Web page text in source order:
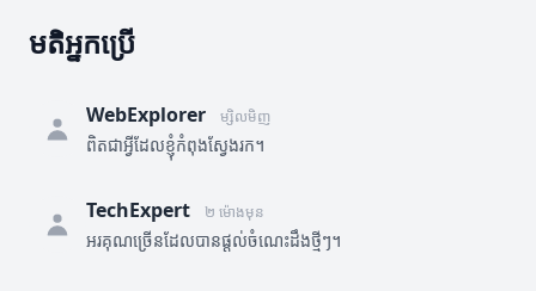
មតិអ្នកប្រើ
WebExplorer ម្សិលមិញ
ពិតជាអ្វីដែលខ្ញុំកំពុងស្វែងរក។
TechExpert ២ ម៉ោងមុន
អរគុណច្រើនដែលបានផ្តល់ចំណេះដឹងថ្មីៗ។